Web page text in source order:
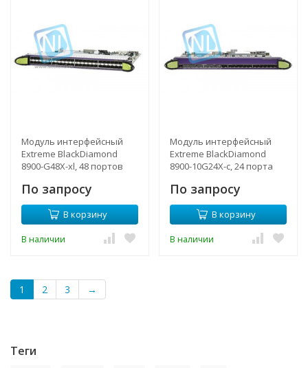
Модуль интерфейсный
Extreme BlackDiamond
8900-G48X-xl, 48 портов
По запросу
В корзину
В наличии
Модуль интерфейсный
Extreme BlackDiamond
8900-10G24X-c, 24 порта
По запросу
В корзину
В наличии
1 2 3 →
Теги